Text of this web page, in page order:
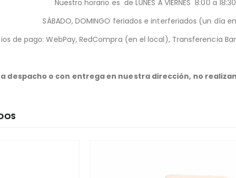
Nuestro horario es de LUNES A VIERNES 8:00 a
SÁBADO, DOMINGO feriados e interferiados (un día
de pago: WebPay, RedCompra (en el local), Transferencia
despacho o con entrega en nuestra dirección, no